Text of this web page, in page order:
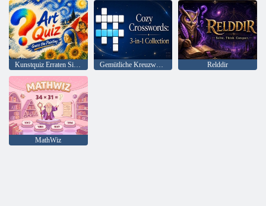
Kunstquiz Erraten Sie das Gemälde Gemütliche Kreuzworträtsel: 3-in-1-Sammlung Relddir
MathWiz